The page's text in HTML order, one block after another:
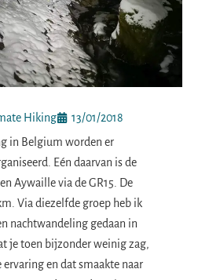
Hiking
13/01/2018
in Belgium worden er
Eén daarvan is de
Aywaille via de GR15. De
Via diezelfde groep heb ik
nachtwandeling gedaan in
je toen bijzonder weinig zag,
en dat smaakte naar